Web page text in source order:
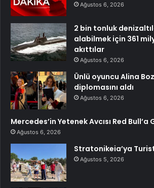
Ağustos 6, 2026
2 bin tonluk
alabilmek için 361
akıttılar
Ağustos 6, 2026
Ünlü oyuncu Alina
diplomasını aldı
Ağustos 6, 2026
Mercedes’in Yetenek Avcısı Red Bull’a
Ağustos 6, 2026
Stratonikeia’ya Turist
Ağustos 5, 2026